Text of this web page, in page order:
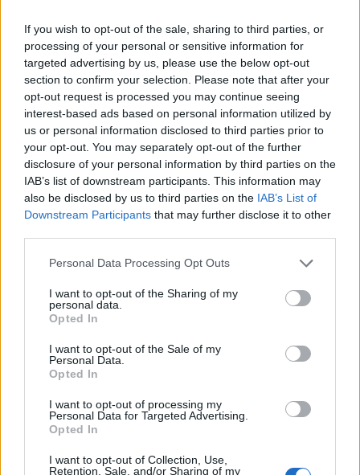
If you wish to opt-out of the sale, sharing to third parties, or
processing of your personal or sensitive information for
targeted advertising by us, please use the below opt-out
section to confirm your selection. Please note that after your
opt-out request is processed you may continue seeing
interest-based ads based on personal information utilized by
us or personal information disclosed to third parties prior to
your opt-out. You may separately opt-out of the further
disclosure of your personal information by third parties on the
IAB’s list of downstream participants. This information may
also be disclosed by us to third parties on the IAB’s List of
Downstream Participants that may further disclose it to other
Please note that this website/app uses one or more Google
not limited to your visit or usage behaviour. You may click to
grant or deny consent to Google and its third-party tags to
use your data for below specified purposes in below Google
consent section.
Personal Data Processing Opt Outs
I want to opt-out of the Sharing of my
personal data.
Opted In
I want to opt-out of the Sale of my
Personal Data.
Opted In
I want to opt-out of processing my
Personal Data for Targeted Advertising.
Opted In
I want to opt-out of Collection, Use,
Retention, Sale, and/or Sharing of my
Continua a leggere
LIFESTYLE